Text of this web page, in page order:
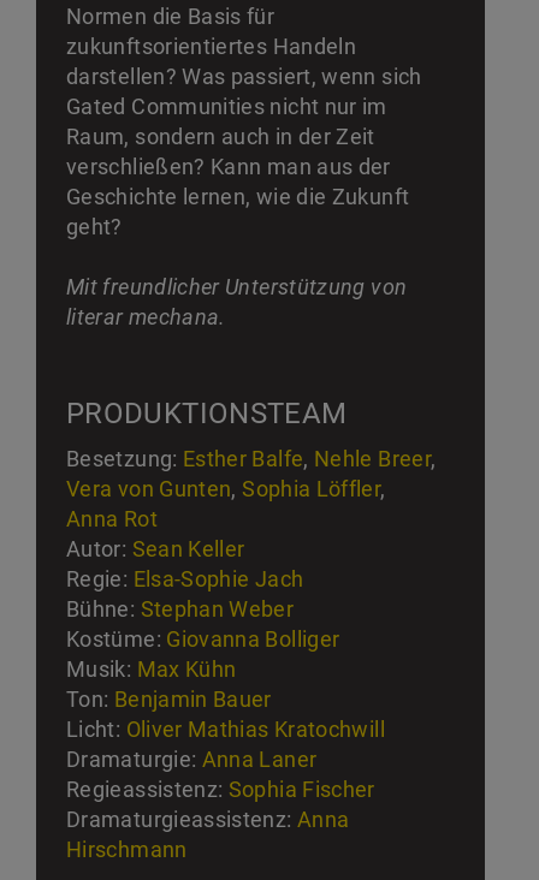
Normen die Basis für
zukunftsorientiertes Handeln
darstellen? Was passiert, wenn sich
Gated Communities nicht nur im
Raum, sondern auch in der Zeit
verschließen? Kann man aus der
Geschichte lernen, wie die Zukunft
geht?
Mit freundlicher Unterstützung von
literar mechana.
PRODUKTIONSTEAM
Besetzung: Esther Balfe, Nehle Breer,
Vera von Gunten, Sophia Löffler,
Anna Rot
Autor: Sean Keller
Regie: Elsa-Sophie Jach
Bühne: Stephan Weber
Kostüme: Giovanna Bolliger
Musik: Max Kühn
Ton: Benjamin Bauer
Licht: Oliver Mathias Kratochwill
Dramaturgie: Anna Laner
Regieassistenz: Sophia Fischer
Dramaturgieassistenz: Anna
Hirschmann